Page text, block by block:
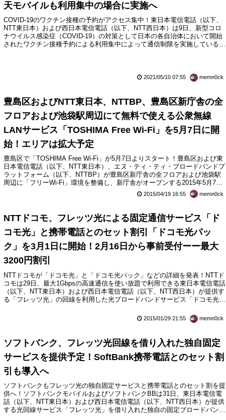
天モバイルも利用集中の場合に実施へ
COVID-19のワクチン接種の予約がアクセス集中！東日本電信電話（以下、
NTT東日本）および西日本電信電話（以下、NTT西日本）は9日、新型コロ
ナウイルス感染症（COVID-19）の対策として日本の各自治体において開始
されたワクチン接種予約による利用集中によって通信制限を実施していると
2021/05/10 07:55 memn0ck
豊島区およびNTT東日本、NTTBP、豊島区新庁舎の全
フロアおよび池袋駅周辺にて無料で使える公衆無線
LANサービス「TOSHIMA Free Wi-Fi」を5月7日に開
始！エリアは拡大予定
豊島区で「TOSHIMA Free Wi-Fi」が5月7日よりスタート！豊島区および東
日本電信電話（以下、NTT東日本）、エヌ・ティ・ティ・ブロードバンドプ
ラットフォーム（以下、NTTBP）が豊島区新庁舎の全フロアおよび池袋駅
周辺に「フリーWi-Fi」環境を整備し、新庁舎がオープンする2015年5月7日
（木）より無料で使える公衆無線LANサービス「TOSHIMA Free Wi-Fi」の
提供を開始すると発表しています。これにより、区民や来街者の誰もが手軽
2015/04/19 16:55 memn0ck
NTTドコモ、フレッツ光による固定通信サービス「ド
コモ光」と携帯電話とのセット割引「ドコモ光パッ
ク」を3月1日に開始！2月16日から事前受付ーー最大
3200円割引
NTTドコモが「ドコモ光」と「ドコモ光パック」などの詳細を発表！NTTド
コモは29日、最大1Gbpsの高速通信を使い放題で利用できる東日本電信電話
（以下、NTT東日本）および西日本電信電話（以下、NTT西日本）が提供す
る「フレッツ光」の回線を利用した光ブロードバンドサービス「ドコモ光」
合に割引が受けられるデータ通信オプション「ドコモ光パック」を2015年3
月1日（日）から提供予定であると発表しています。また、...
2015/01/29 21:55 memn0ck
ソフトバンク、フレッツ光回線を借り入れた独自固定
サービスを提供予定！SoftBank携帯電話とのセット割
引も導入へ
ソフトバンクもフレッツ光の独自固定サービスと携帯電話とのセット割を提
供へ！ソフトバンクモバイルおよびソフトバンクBBは31日、東日本電信電
話（以下、NTT東日本）および西日本電信電話（以下、NTT西日本）が提供
する光回線サービス「フレッツ光」を借り入れた独自の固定ブロードバンド